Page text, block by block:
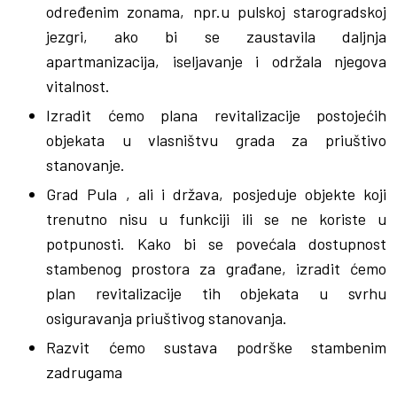
određenim zonama, npr.u pulskoj starogradskoj
jezgri, ako bi se zaustavila daljnja
apartmanizacija, iseljavanje i održala njegova
vitalnost.
Izradit ćemo plana revitalizacije postojećih
objekata u vlasništvu grada za priuštivo
stanovanje.
Grad Pula , ali i država, posjeduje objekte koji
trenutno nisu u funkciji ili se ne koriste u
potpunosti. Kako bi se povećala dostupnost
stambenog prostora za građane, izradit ćemo
plan revitalizacije tih objekata u svrhu
osiguravanja priuštivog stanovanja.
Razvit ćemo sustava podrške stambenim
zadrugama